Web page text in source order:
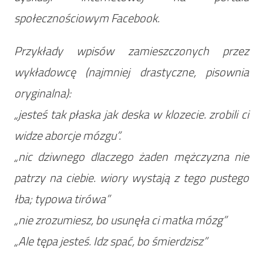
społecznościowym Facebook.
Przykłady wpisów zamieszczonych przez
wykładowcę (najmniej drastyczne, pisownia
oryginalna):
„jesteś tak płaska jak deska w klozecie. zrobili ci
widze aborcje mózgu”.
„nic dziwnego dlaczego żaden mężczyzna nie
patrzy na ciebie. wiory wystają z tego pustego
łba; typowa tirówa”
„nie zrozumiesz, bo usunęła ci matka mózg”
„Ale tępa jesteś. Idz spać, bo śmierdzisz”